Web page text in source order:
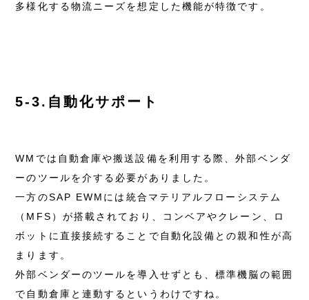
多様化する物流ニーズを想定した機能が特徴です。
5-3.自動化サポート
WMでは自動倉庫や搬送設備を利用する際、外部ベンダ
ーのツールを介する必要がありました。
一方のSAP EWMには統合マテリアルフローシステム
（MFS）が搭載されており、コンベアやクレーン、ロ
ボットに直接接続することで自動化設備との親和性が高
まります。
外部ベンダーのツールを導入せずとも、標準機脳の範囲
で自動倉庫と連動するというわけですね。